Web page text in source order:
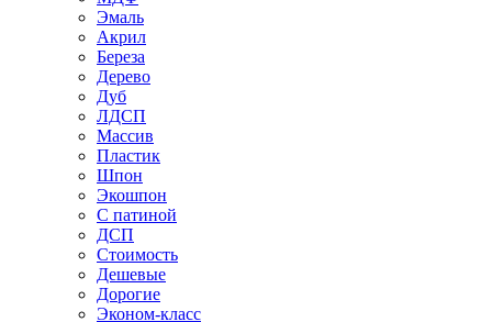
Эмаль
Акрил
Береза
Дерево
Дуб
ЛДСП
Массив
Пластик
Шпон
Экошпон
С патиной
ДСП
Стоимость
Дешевые
Дорогие
Эконом-класс